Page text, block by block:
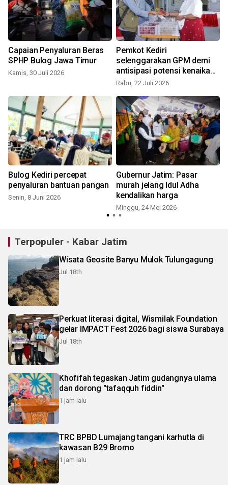
Capaian Penyaluran Beras
SPHP Bulog Jawa Timur
Kamis, 30 Juli 2026
Pemkot Kediri
selenggarakan GPM demi
antisipasi potensi kenaikan
harga pangan
Rabu, 22 Juli 2026
Bulog Kediri percepat
penyaluran bantuan pangan
Senin, 8 Juni 2026
Gubernur Jatim: Pasar
murah jelang Idul Adha
kendalikan harga
Minggu, 24 Mei 2026
Terpopuler - Kabar Jatim
Wisata Geosite Banyu Mulok Tulungagung
Jul 18th
Perkuat literasi digital, Wismilak Foundation
gelar IMPACT Fest 2026 bagi siswa Surabaya
Jul 18th
Khofifah tegaskan Jatim gudangnya ulama
dan dorong "tafaqquh fiddin"
1 jam lalu
TRC BPBD Lumajang tangani karhutla di
kawasan B29 Bromo
1 jam lalu